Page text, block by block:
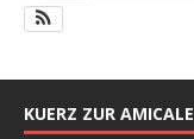
KUERZ ZUR AMICALE